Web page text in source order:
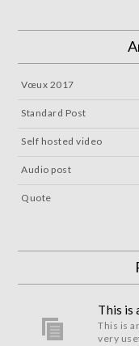
Vœux 2017
Standard Post
Self hosted video
Audio post
Quote
This is
This is
very